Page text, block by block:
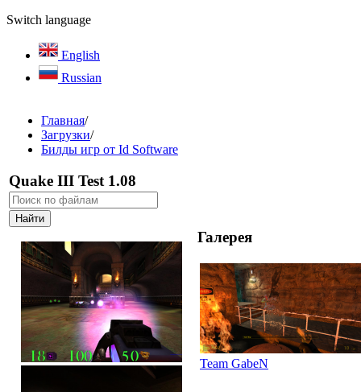
Switch language
English
Russian
Главная/
Загрузки/
Билды игр от Id Software
Quake III Test 1.08
Галерея
Team GabeN